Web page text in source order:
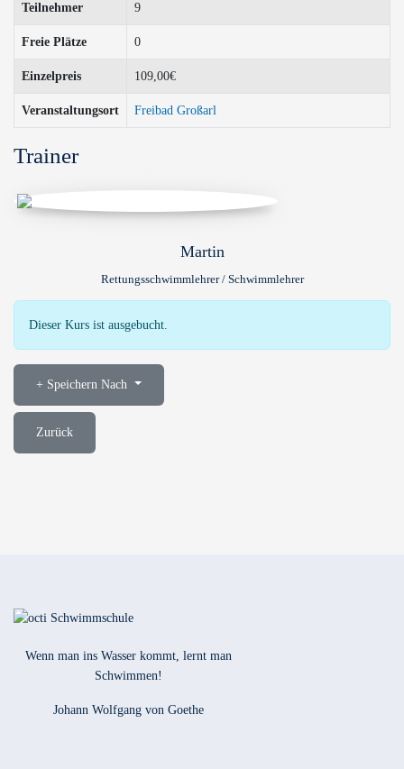
Teilnehmer 9
Freie Plätze 0
Einzelpreis 109,00€
Veranstaltungsort Freibad Großarl
Trainer
Martin
Rettungsschwimmlehrer / Schwimmlehrer
Dieser Kurs ist ausgebucht.
Speichern Nach
Zurück
Wenn man ins Wasser kommt, lernt man
Schwimmen!
Johann Wolfgang von Goethe